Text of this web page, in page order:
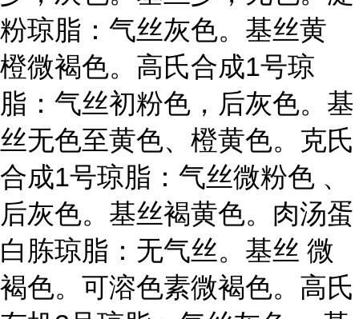
粉琼脂：气丝灰色。基丝黄
橙微褐色。高氏合成1号琼
脂：气丝初粉色，后灰色。基
丝无色至黄色、橙黄色。克氏
合成1号琼脂：气丝微粉色 、
后灰色。基丝褐黄色。肉汤蛋
白胨琼脂：无气丝。基丝 微
褐色。可溶色素微褐色。高氏